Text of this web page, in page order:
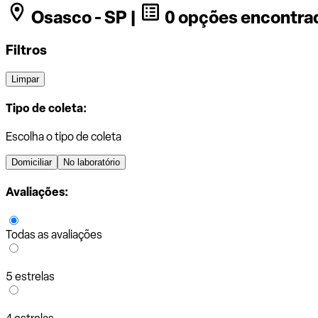
Osasco - SP | 0 opções
Filtros
Limpar
Tipo de coleta:
Escolha o tipo de coleta
Domiciliar No laboratório
Avaliações:
Todas as avaliações
5 estrelas